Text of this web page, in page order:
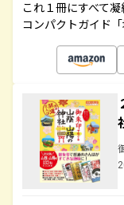
これ１冊にすべて
コンパクトガイド